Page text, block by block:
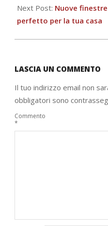
Next Post: Nuove
perfetto per la tua casa
LASCIA UN COMMENTO
Il tuo indirizzo email non
obbligatori sono
Commento
*